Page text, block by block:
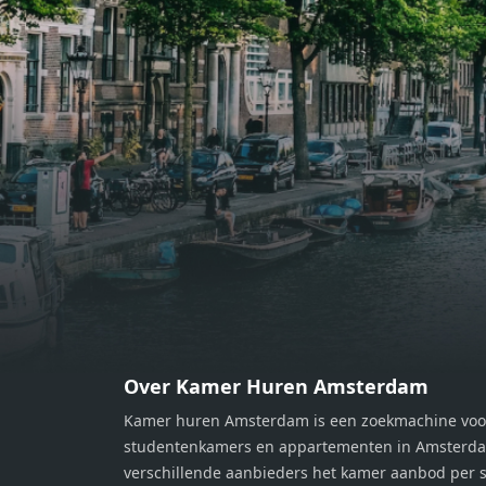
bereiden van heerlijke maaltijden.
Vanuit de woonkamer stap je zo het
balkon op, waar je kunt genieten
van een prachtig uitzicht en een
moment van rust. De woning
beschikt over twee comfortabele
slaapkamers van respectievelijk 12,1
m² en 8 m². Beide kamers bieden tal
van mogelijkheden, zoals een fijne
werkplek, een logeerkamer of een
persoonlijke slaapkamer. De
gemak en privacy. Gelegen in een
Zaandam, bevindt de woning zich
op een perfecte locatie. Winkels,
van
m²
van
op
Over Kamer Huren Amsterdam
Kamer huren Amsterdam is een zoekmachine
studentenkamers en appartementen in
verschillende aanbieders het kamer aanbod per